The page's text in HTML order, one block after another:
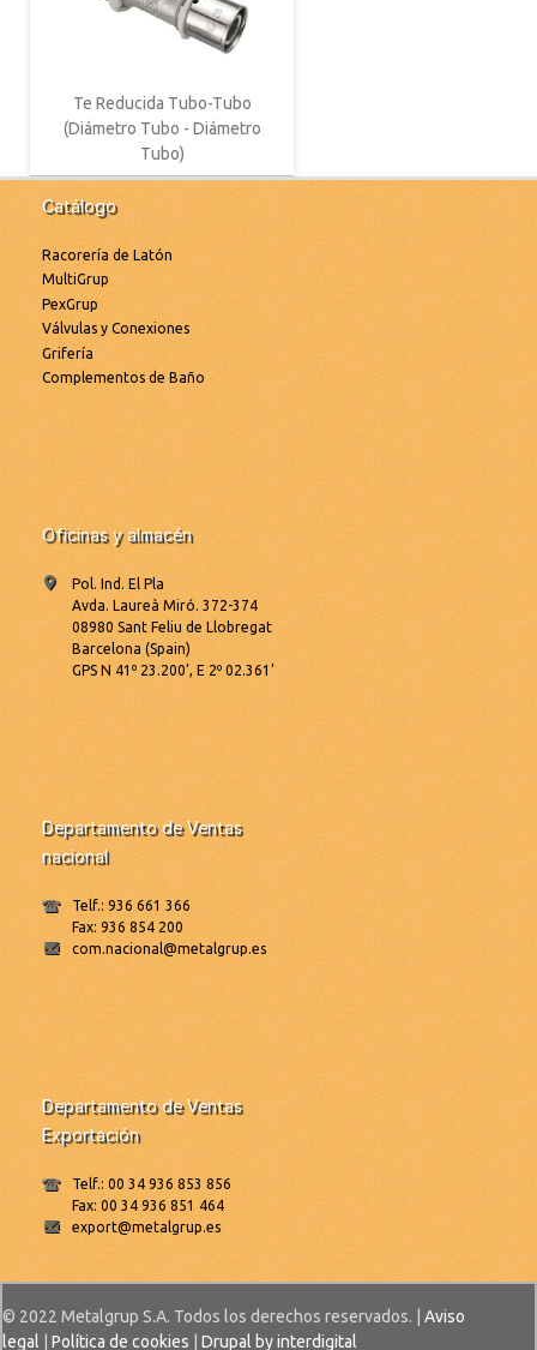
Te Reducida Tubo-Tubo
(Diámetro Tubo - Diámetro
Tubo)
Catálogo
Racorería de Latón
MultiGrup
PexGrup
Válvulas y Conexiones
Grifería
Complementos de Baño
Oficinas y almacén
Pol. Ind. El Pla
Avda. Laureà Miró. 372-374
08980 Sant Feliu de Llobregat
Barcelona (Spain)
GPS N 41º 23.200’, E 2º 02.361’
Departamento de Ventas
nacional
Telf.: 936 661 366
Fax: 936 854 200
com.nacional@metalgrup.es
Departamento de Ventas
Exportación
Telf.: 00 34 936 853 856
Fax: 00 34 936 851 464
export@metalgrup.es
© 2022 Metalgrup S.A. Todos los derechos reservados. | Aviso
legal
Política de cookies Drupal by interdigital